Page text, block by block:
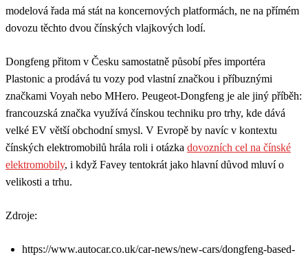
modelová řada má stát na koncernových platformách, ne na přímém
dovozu těchto dvou čínských vlajkových lodí.
Dongfeng přitom v Česku samostatně působí přes importéra
Plastonic a prodává tu vozy pod vlastní značkou i příbuznými
značkami Voyah nebo MHero. Peugeot-Dongfeng je ale jiný příběh:
francouzská značka využívá čínskou techniku pro trhy, kde dává
velké EV větší obchodní smysl. V Evropě by navíc v kontextu
čínských elektromobilů hrála roli i otázka dovozních cel na čínské
elektromobily, i když Favey tentokrát jako hlavní důvod mluví o
velikosti a trhu.
Zdroje:
https://www.autocar.co.uk/car-news/new-cars/dongfeng-based-